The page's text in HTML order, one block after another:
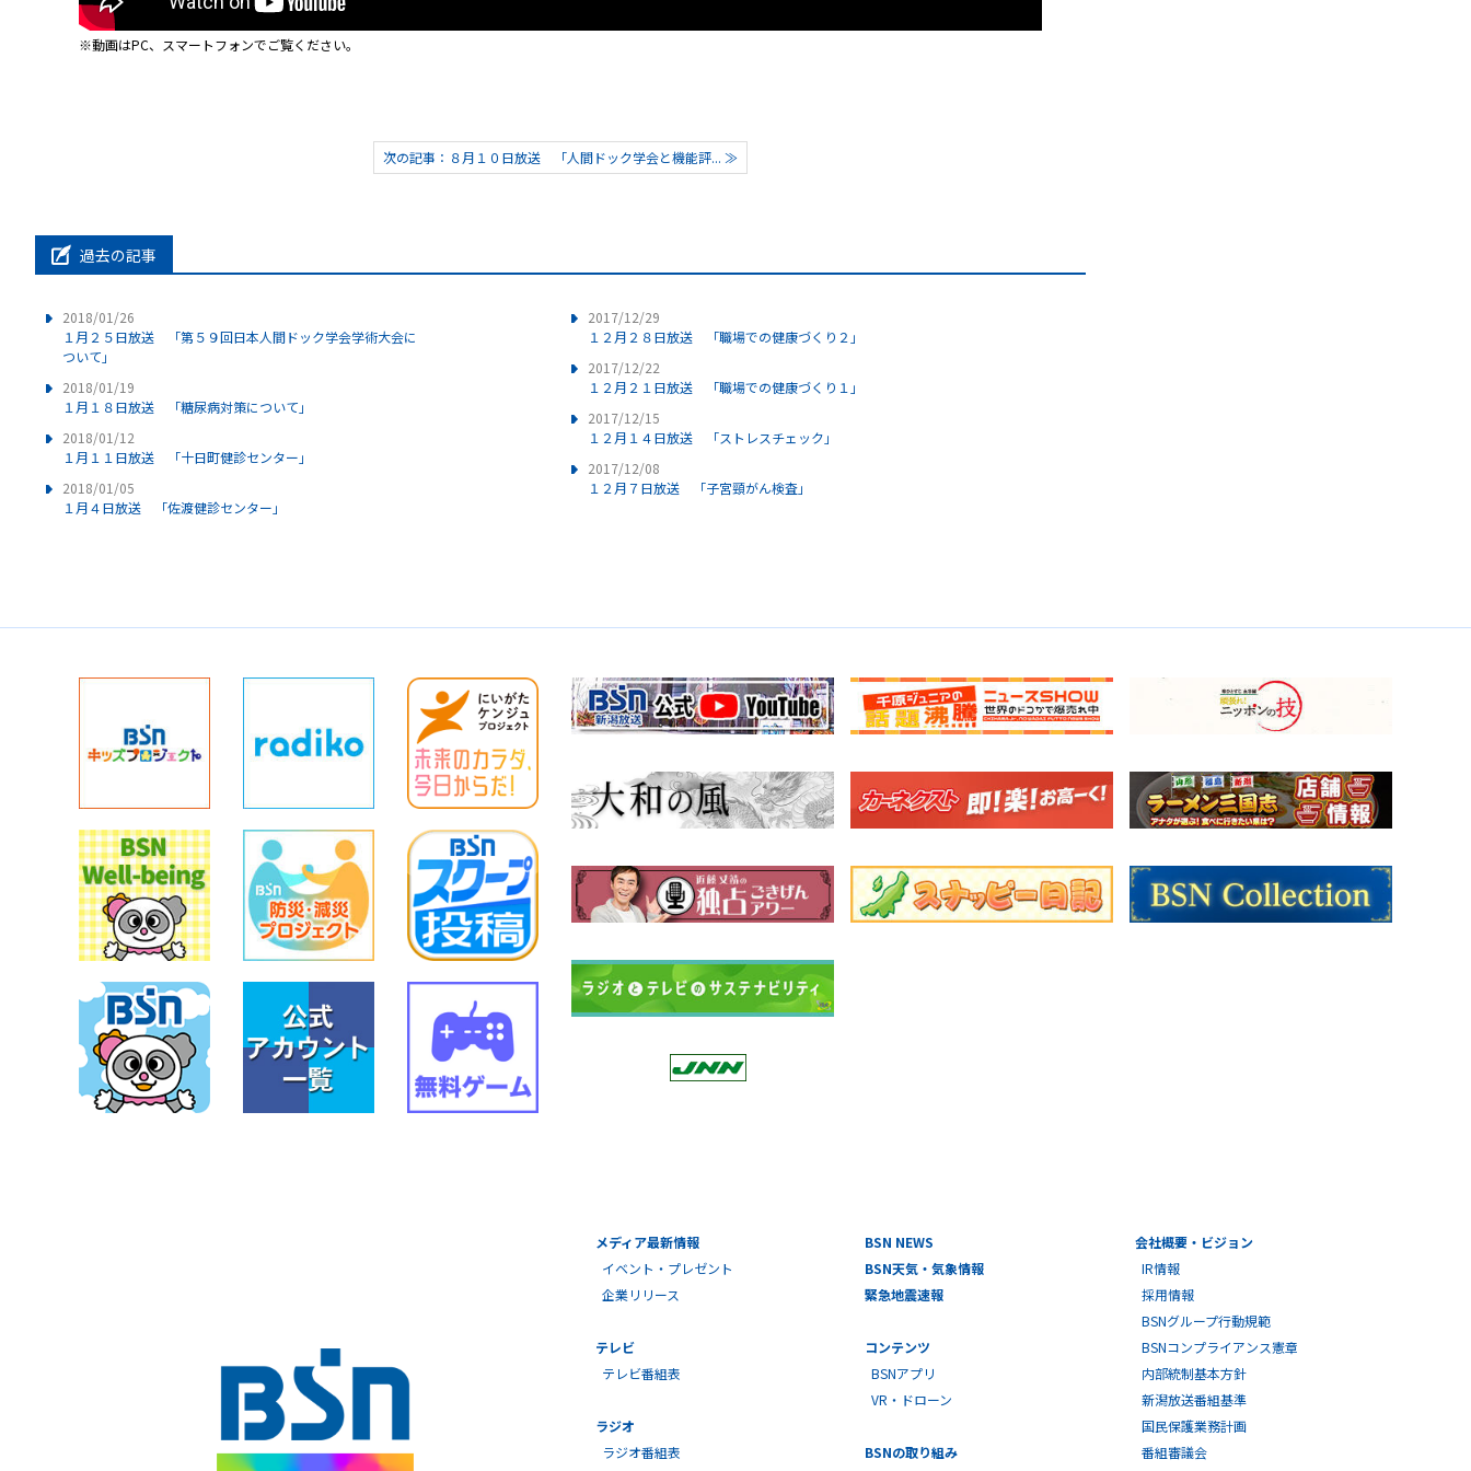
※動画はPC、スマートフォンでご覧ください。
次の記事：８月１０日放送 「人間ドック学会と機能評... ≫
過去の記事
2018/01/26
１月２５日放送 「第５９回日本人間ドック学会学術大会に
ついて」
2018/01/19
１月１８日放送 「糖尿病対策について」
2018/01/12
１月１１日放送 「十日町健診センター」
2018/01/05
１月４日放送 「佐渡健診センター」
2017/12/29
１２月２８日放送 「職場での健康づくり２」
2017/12/22
１２月２１日放送 「職場での健康づくり１」
2017/12/15
１２月１４日放送 「ストレスチェック」
2017/12/08
１２月７日放送 「子宮頸がん検査」
メディア最新情報
イベント・プレゼント
企業リリース
テレビ
テレビ番組表
ラジオ
ラジオ番組表
BSN NEWS
BSN天気・気象情報
緊急地震速報
コンテンツ
BSNアプリ
VR・ドローン
BSNの取り組み
会社概要・ビジョン
IR情報
採用情報
BSNグループ行動規範
BSNコンプライアンス憲章
内部統制基本方針
新潟放送番組基準
国民保護業務計画
番組審議会